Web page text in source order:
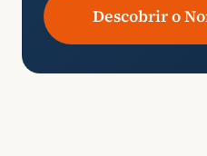
Descobrir o